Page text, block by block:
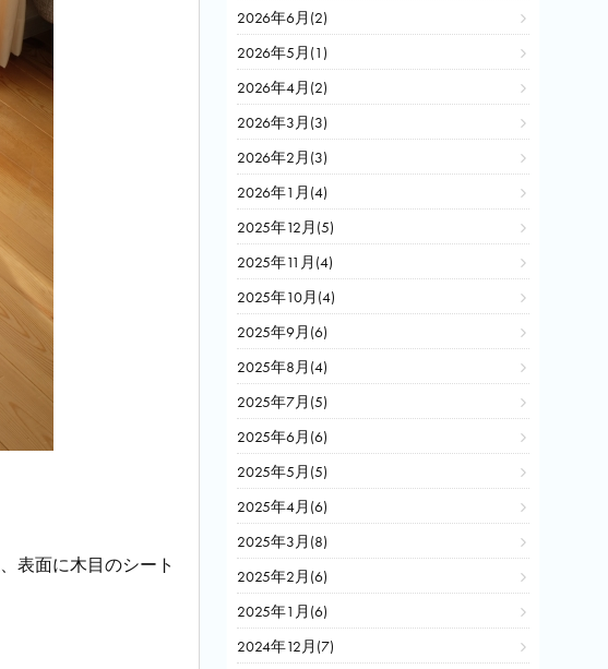
表面に木目のシート
2026年6月(2)
2026年5月(1)
2026年4月(2)
2026年3月(3)
2026年2月(3)
2026年1月(4)
2025年12月(5)
2025年11月(4)
2025年10月(4)
2025年9月(6)
2025年8月(4)
2025年7月(5)
2025年6月(6)
2025年5月(5)
2025年4月(6)
2025年3月(8)
2025年2月(6)
2025年1月(6)
2024年12月(7)